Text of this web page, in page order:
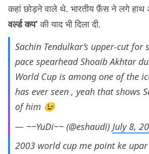
कहां छोड़ने वाले थे. भारतीय फ़ैंस ने लगे हाथ
वर्ल्ड कप’की याद भी दिला दी.
Sachin Tendulkar’s upper-cut for
pace spearhead Shoaib Akhtar
World Cup is among one of the
has ever seen , yeah that shows
of him 😉
— ~~YuDi~~ (@eshaudi) July 8,
2003 world cup me point ke